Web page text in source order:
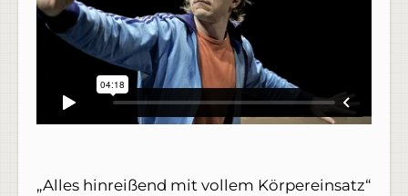
„Alles hinreißend mit vollem Körpereinsatz“